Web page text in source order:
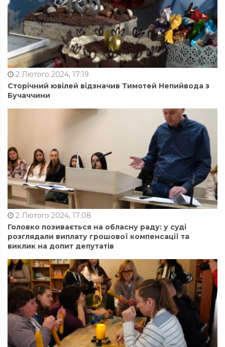
2 Лютого 2024, 17:19
Сторічний ювілей відзначив Тимотей Непийвода з
Бучаччини
2 Лютого 2024, 17:08
Головко позивається на обласну раду: у суді
розглядали виплату грошової компенсації та
виклик на допит депутатів